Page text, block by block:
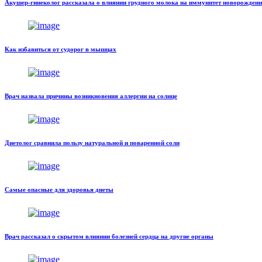
Акушер-гинеколог рассказала о влиянии грудного молока на иммунитет
Как избавиться от судорог в мышцах
Врач назвала причины возникновения аллергии на солнце
Диетолог сравнила пользу натуральной и поваренной соли
Самые опасные для здоровья диеты
Врач рассказал о скрытом влиянии болезней сердца на другие органы